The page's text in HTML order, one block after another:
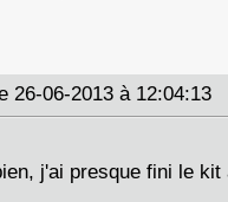
26-06-2013 à 12:04:13
j'ai presque fini le